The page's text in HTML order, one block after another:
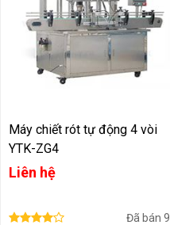
Máy chiết rót tự động 4 vòi
YTK-ZG4
Liên hệ
Đã bán 9